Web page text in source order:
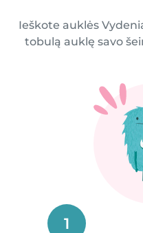
Ieškote auklės
tobulą auklę savo
1